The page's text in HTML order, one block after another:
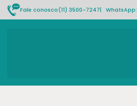
Fale conosco(11) 3500-7247| WhatsApp: